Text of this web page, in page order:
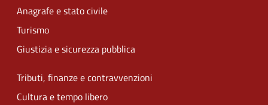
Anagrafe e stato civile
Turismo
Giustizia e sicurezza pubblica
Tributi, finanze e contravvenzioni
Cultura e tempo libero